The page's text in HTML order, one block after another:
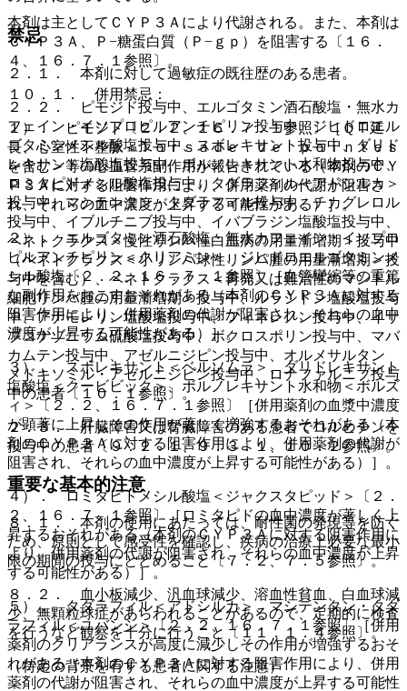
本剤は主としてＣＹＰ３Ａにより代謝される。また、本剤は
ＣＹＰ３Ａ、Ｐ−糖蛋白質（Ｐ−ｇｐ）を阻害する〔１６．
４、１６．７．１参照〕。
１０．１． 併用禁忌：
１）． ピモジド〔２．２、１６．７．１参照〕［ＱＴ延
長、心室性不整脈＜Ｔｏｒｓａｄｅ ｄｅ ｐｏｉｎｔｅｓ
を含む＞等の心血管系副作用が報告されている（本剤のＣＹ
Ｐ３Ａに対する阻害作用により、併用薬剤の代謝が阻害さ
れ、それらの血中濃度が上昇する可能性がある）］。
２）． エルゴタミン酒石酸塩・無水カフェイン・イソプロ
ピルアンチピリン＜クリアミン＞、ジヒドロエルゴタミンメ
シル酸塩〔２．２、１６．７．１参照〕［血管攣縮等の重篤
な副作用をおこすおそれがある（本剤のＣＹＰ３Ａに対する
阻害作用により、併用薬剤の代謝が阻害され、それらの血中
濃度が上昇する可能性がある）］。
３）． スボレキサント＜ベルソムラ＞、ダリドレキサント
塩酸塩＜クービビック＞、ボルノレキサント水和物＜ボルズ
ィ＞〔２．２、１６．７．１参照〕［併用薬剤の血漿中濃度
が顕著に上昇しその作用が著しく増強するおそれがある（本
剤のＣＹＰ３Ａに対する阻害作用により、併用薬剤の代謝が
阻害され、それらの血中濃度が上昇する可能性がある）］。
４）． ロミタピドメシル酸塩＜ジャクスタピッド＞〔２．
２、１６．７．１参照〕［ロミタピドの血中濃度が著しく上
昇するおそれがある（本剤のＣＹＰ３Ａに対する阻害作用に
より、併用薬剤の代謝が阻害され、それらの血中濃度が上昇
する可能性がある）］。
５）． タダラフィル＜アドシルカ＞、マシテンタン・タダ
ラフィル＜ユバンシ＞〔２．２、１６．７．１参照〕［併用
薬剤のクリアランスが高度に減少しその作用が増強するおそ
れがある（本剤のＣＹＰ３Ａに対する阻害作用により、併用
薬剤の代謝が阻害され、それらの血中濃度が上昇する可能性
禁忌
２．１． 本剤に対して過敏症の既往歴のある患者。
２．２． ピモジド投与中、エルゴタミン酒石酸塩・無水カ
フェイン・イソプロピルアンチピリン投与中、ジヒドロエル
ゴタミンメシル酸塩投与中、スボレキサント投与中、ダリド
レキサント塩酸塩投与中、ボルノレキサント水和物投与中、
ロミタピドメシル酸塩投与中、タダラフィル＜アドシルカ＞
投与中、マシテンタン・タダラフィル投与中、チカグレロル
投与中、イブルチニブ投与中、イバブラジン塩酸塩投与中、
ベネトクラクス＜慢性リンパ性白血病の用量漸増期＞投与中
（ベネトクラクス＜小リンパ球性リンパ腫の用量漸増期＞投
与中を含む）、ベネトクラクス＜再発又は難治性のマントル
細胞リンパ腫の用量漸増期＞投与中、ルラシドン塩酸塩投与
中、アナモレリン塩酸塩投与中、フィネレノン投与中、イサ
ブコナゾニウム硫酸塩投与中、ボクロスポリン投与中、マバ
カムテン投与中、アゼルニジピン投与中、オルメサルタン
メドキソミル・アゼルニジピン投与中、ロナファルニブ投与
中の患者〔１０．１参照〕。
２．３． 肝臓障害又は腎臓障害のある患者でコルヒチンを
投与中の患者〔９．２．１、９．３．１、１０．２参照〕。
重要な基本的注意
８．１． 本剤の使用にあたっては、耐性菌の発現等を防ぐ
ため、原則として感受性を確認し、疾病の治療上必要な最小
限の期間の投与にとどめること〔７．２、７．５参照〕。
８．２． 血小板減少、汎血球減少、溶血性貧血、白血球減
少、無顆粒球症があらわれることがあるので、定期的に検査
を行うなど観察を十分に行うこと〔１１．１．４参照〕。
（特定の背景を有する患者に関する注意）